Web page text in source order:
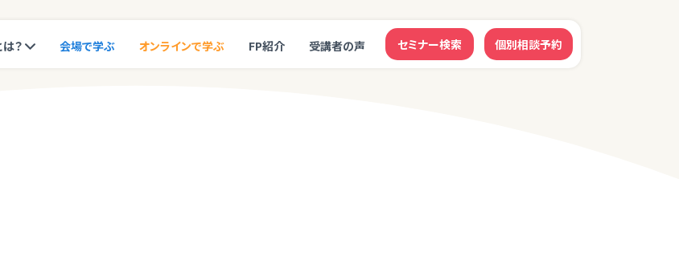
？ 会場で学ぶ オンラインで学ぶ FP紹介 受講者の声 セミナー検索 個別相談予約